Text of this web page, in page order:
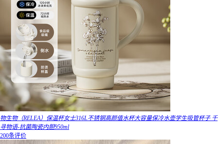
物生物（RELEA）保温杯女士316L不锈钢高颜值水杯大容量保冷水壶学生吸管杯子 千
寻物语-抗菌陶瓷内胆950ml
200条评价